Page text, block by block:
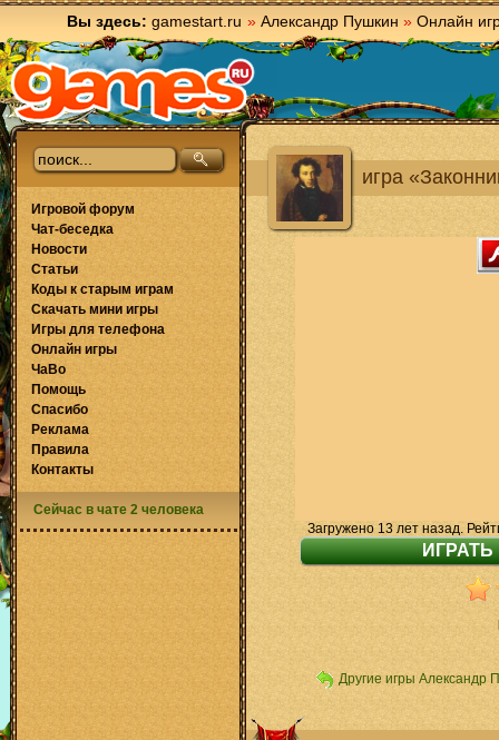
Вы здесь: gamestart.ru » Александр Пушкин » Онлайн
игра
Загружено 13 лет назад.
Другие игры Александр
Игровой форум
Чат-беседка
Новости
Статьи
Коды к старым играм
Скачать мини игры
Игры для телефона
Онлайн игры
ЧаВо
Помощь
Спасибо
Реклама
Правила
Контакты
Сейчас в чате 2 человека